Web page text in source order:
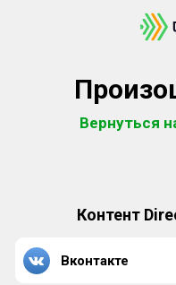
Вернуться
Контент
Вконтакте